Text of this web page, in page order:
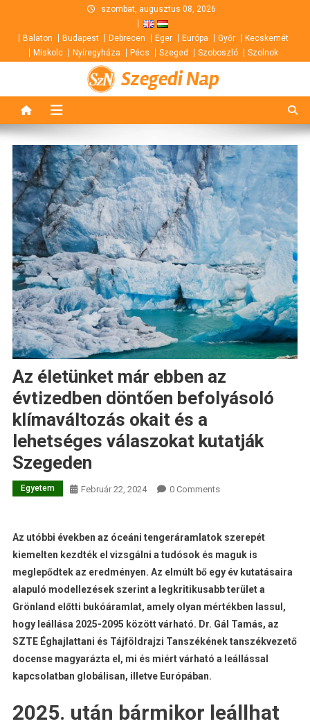
content
szombat, augusztus 08, 2026
Balaton Budapest Debrecen Eger Európa Győr
Kecskemét
Miskolc
Nyíregyháza Pécs Szeged Szoboszló Szolnok
Szegedi Nap
Az életünket már ebben az
évtizedben döntően befolyásoló
klímaváltozás okait és a
lehetséges válaszokat kutatják
Szegeden
Egyetem Február 22, 2024 0 Comments
Az utóbbi években az óceáni tengeráramlatok szerepét
kiemelten kezdték el vizsgálni a tudósok és maguk is
meglepődtek az eredményen. Az elmúlt bő egy év kutatásaira
alapuló modellezések szerint a legkritikusabb terület a
Grönland előtti bukóáramlat, amely olyan mértékben lassul,
hogy leállása 2025-2095 között várható. Dr. Gál Tamás, az
SZTE Éghajlattani és Tájföldrajzi Tanszékének tanszékvezető
docense magyarázta el, mi és miért várható a leállással
kapcsolatban globálisan, illetve Európában.
2025. után bármikor leállhat